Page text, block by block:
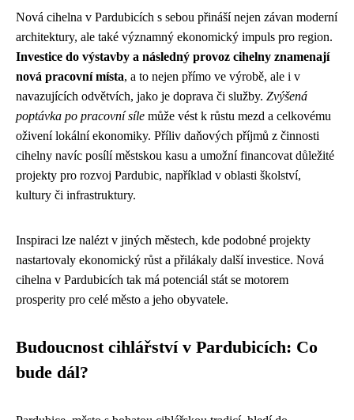
Nová cihelna v Pardubicích s sebou přináší nejen závan moderní
architektury, ale také významný ekonomický impuls pro region.
Investice do výstavby a následný provoz cihelny znamenají
nová pracovní místa, a to nejen přímo ve výrobě, ale i v
navazujících odvětvích, jako je doprava či služby. Zvýšená
poptávka po pracovní síle může vést k růstu mezd a celkovému
oživení lokální ekonomiky. Příliv daňových příjmů z činnosti
cihelny navíc posílí městskou kasu a umožní financovat důležité
projekty pro rozvoj Pardubic, například v oblasti školství,
kultury či infrastruktury.
Inspiraci lze nalézt v jiných městech, kde podobné projekty
nastartovaly ekonomický růst a přilákaly další investice. Nová
cihelna v Pardubicích tak má potenciál stát se motorem
prosperity pro celé město a jeho obyvatele.
Budoucnost cihlářství v Pardubicích: Co
bude dál?